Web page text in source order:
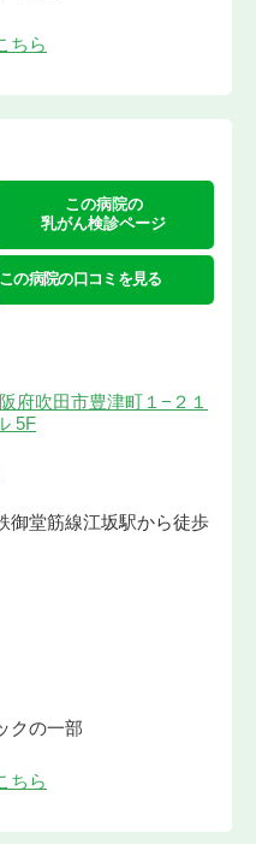
ちら
この病院の
乳がん検診ページ
この病院の口コミを見る
府吹田市豊津町１−２１
5F
御堂筋線江坂駅から徒歩
クの一部
ちら